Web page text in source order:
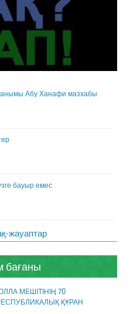
Абу Ханафи мазхабы
бауыр емес
жауаптар
бағаны
МЕШІТІНІҢ 70
ҚҰРАН